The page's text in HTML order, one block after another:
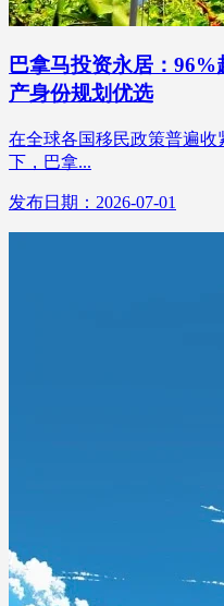
巴拿马投资永居：
产身份规划优选
在全球各国移民政策普遍
下，巴拿...
发布日期：2026-07-01